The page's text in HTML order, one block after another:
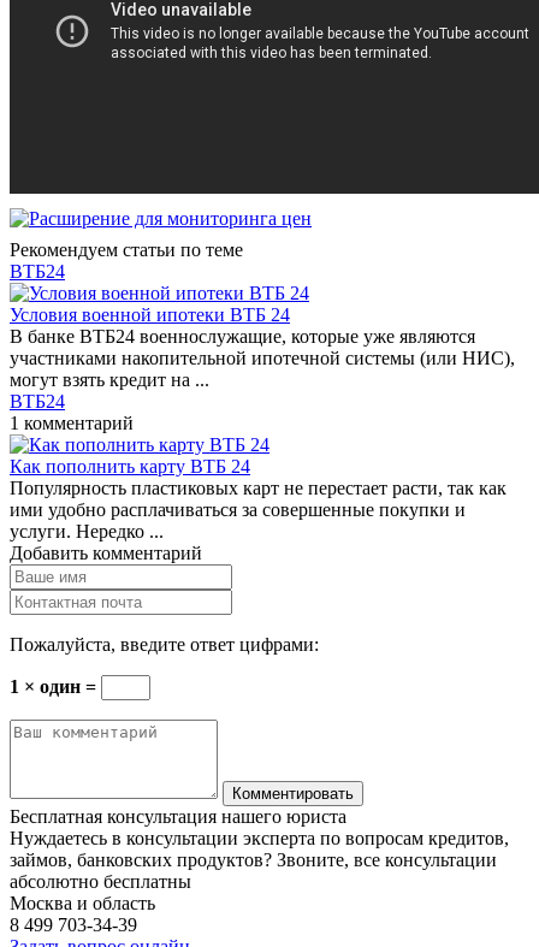
Рекомендуем статьи по теме
ВТБ24
Условия военной ипотеки ВТБ 24
В банке ВТБ24 военнослужащие, которые уже являются
участниками накопительной ипотечной системы (или НИС),
могут взять кредит на ...
ВТБ24
1 комментарий
Как пополнить карту ВТБ 24
Популярность пластиковых карт не перестает расти, так как
ими удобно расплачиваться за совершенные покупки и
услуги. Нередко ...
Добавить комментарий
Пожалуйста, введите ответ цифрами:
1 × один =
Бесплатная консультация нашего юриста
Нуждаетесь в консультации эксперта по вопросам кредитов,
займов, банковских продуктов? Звоните, все консультации
абсолютно бесплатны
Москва и область
8 499 703-34-39